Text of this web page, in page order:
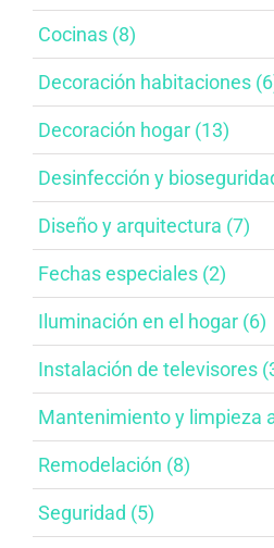
Cocinas (8)
Decoración habitaciones​
Decoración hogar (13)
Desinfección y
Diseño y arquitectura​ (7)
Fechas especiales​ (2)
Iluminación en el hogar​ (6)
Instalación de televisores​
Mantenimiento y limpieza
Remodelación​ (8)
Seguridad (5)